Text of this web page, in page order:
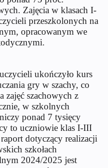
Zajęcia w klasach I-
przeszkolonych na
opracowanym we
ukończyło kurs
gry w szachy, co
zajęć szachowych z
w szkolnych
ponad 7 tysięcy
to uczniowie klas I-III
dotyczący realizacji
szkołach
2024/2025 jest